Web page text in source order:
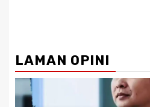
LAMAN OPINI